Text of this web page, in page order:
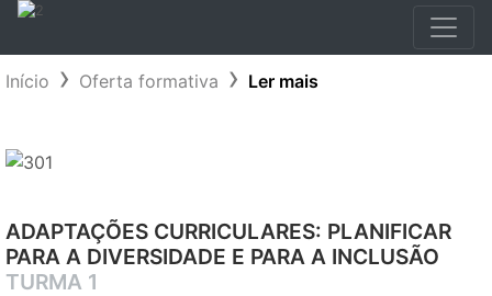
Início Oferta formativa Ler mais
ADAPTAÇÕES CURRICULARES: PLANIFICAR
PARA A DIVERSIDADE E PARA A INCLUSÃO
TURMA 1